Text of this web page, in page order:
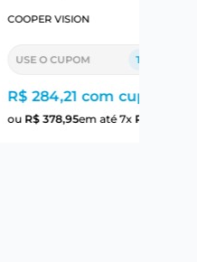
COOPER VISION
USE O CUPOM TWINDATE
R$ 284,21 com cupom
ou R$ 378,95em até7x R$